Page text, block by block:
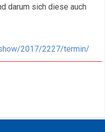
darum sich diese auch
2017/2227/termin/